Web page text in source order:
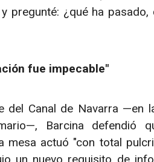
pregunté: ¿qué ha pasado,
fue impecable"
del Canal de Navarra —en
Barcina defendió
mesa actuó "con total